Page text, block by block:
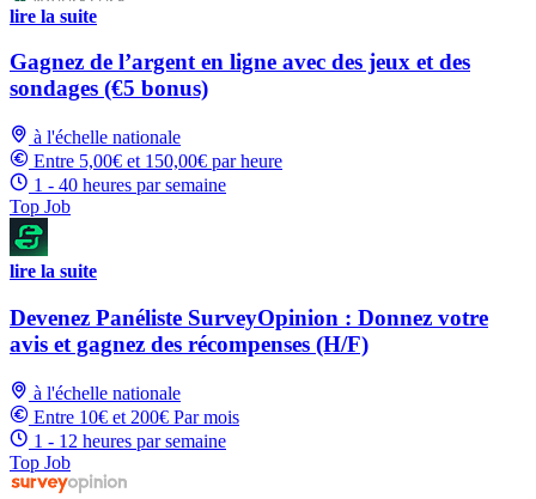
lire la suite
Gagnez de l’argent en ligne avec des jeux et des
sondages (€5 bonus)
à l'échelle nationale
Entre 5,00€ et 150,00€ par heure
1 - 40 heures par semaine
Top Job
lire la suite
Devenez Panéliste SurveyOpinion : Donnez votre
avis et gagnez des récompenses (H/F)
à l'échelle nationale
Entre 10€ et 200€ Par mois
1 - 12 heures par semaine
Top Job